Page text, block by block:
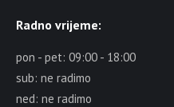
Radno vrijeme:
pon - pet: 09:00 - 18:00
sub: ne radimo
ned: ne radimo